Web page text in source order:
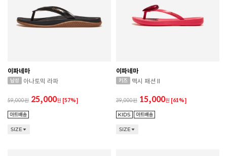
이파네마
아나토믹 라파
59,000 25,000원 [57%]
SIZE
이파네마
맥시 패션 II
39,000 15,000원 [61%]
SIZE